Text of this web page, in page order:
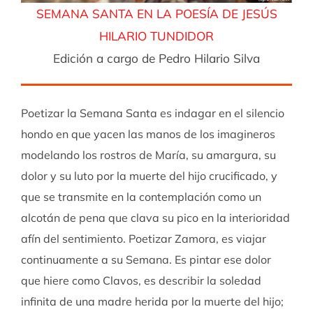
SEMANA SANTA EN LA POESÍA DE JESÚS
HILARIO TUNDIDOR
Edición a cargo de Pedro Hilario Silva
Poetizar la Semana Santa es indagar en el silencio
hondo en que yacen las manos de los imagineros
modelando los rostros de María, su amargura, su
dolor y su luto por la muerte del hijo crucificado, y
que se transmite en la contemplación como un
alcotán de pena que clava su pico en la interioridad
afín del sentimiento. Poetizar Zamora, es viajar
continuamente a su Semana. Es pintar ese dolor
que hiere como Clavos, es describir la soledad
infinita de una madre herida por la muerte del hijo;